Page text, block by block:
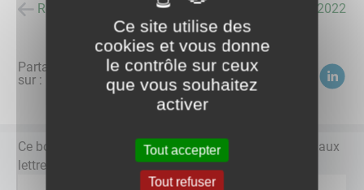
Retour à la liste des actualités 16/06/2022
Partagez
sur :
Ce bon de réservation sera distribué dans vos boîtes aux
lettres.
Ce site utilise des
cookies et vous donne
le contrôle sur ceux
que vous souhaitez
activer
Tout accepter
Tout refuser